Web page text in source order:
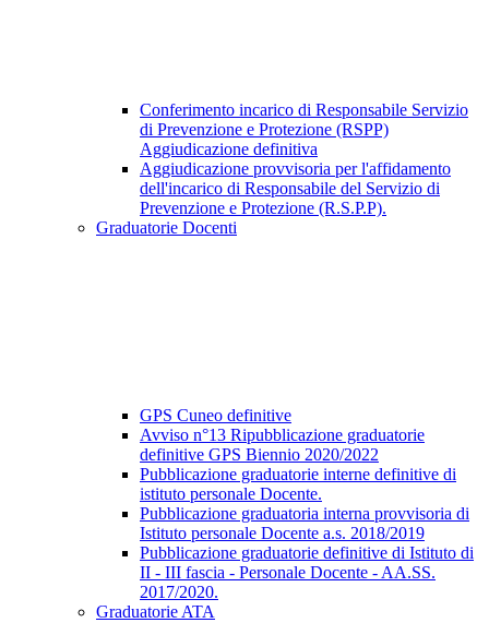
Conferimento incarico di Responsabile Servizio
di Prevenzione e Protezione (RSPP)
Aggiudicazione definitiva
Aggiudicazione provvisoria per l'affidamento
dell'incarico di Responsabile del Servizio di
Prevenzione e Protezione (R.S.P.P).
Graduatorie Docenti
GPS Cuneo definitive
Avviso n°13 Ripubblicazione graduatorie
definitive GPS Biennio 2020/2022
Pubblicazione graduatorie interne definitive di
istituto personale Docente.
Pubblicazione graduatoria interna provvisoria di
Istituto personale Docente a.s. 2018/2019
Pubblicazione graduatorie definitive di Istituto di
II - III fascia - Personale Docente - AA.SS.
2017/2020.
Graduatorie ATA